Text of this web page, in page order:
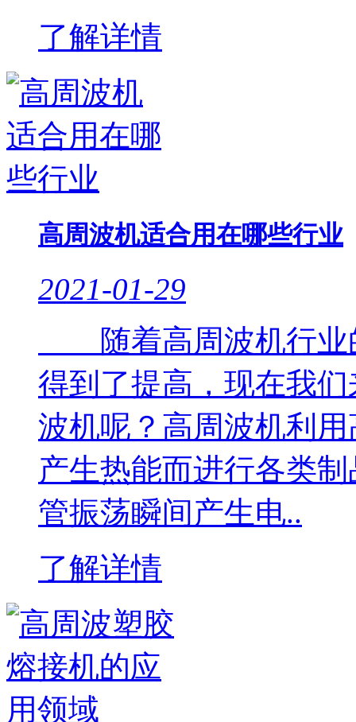
了解详情
高周波机适合用在哪些行业
2021-01-29
随着高周波机行业
得到了提高，现在我
波机呢？高周波机利
产生热能而进行各类
管振荡瞬间产生电..
了解详情